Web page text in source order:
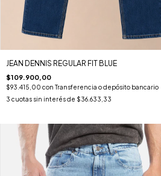
JEAN DENNIS REGULAR FIT BLUE
$109.900,00
$93.415,00 con Transferencia o depósito bancario
3 cuotas sin interés de $36.633,33